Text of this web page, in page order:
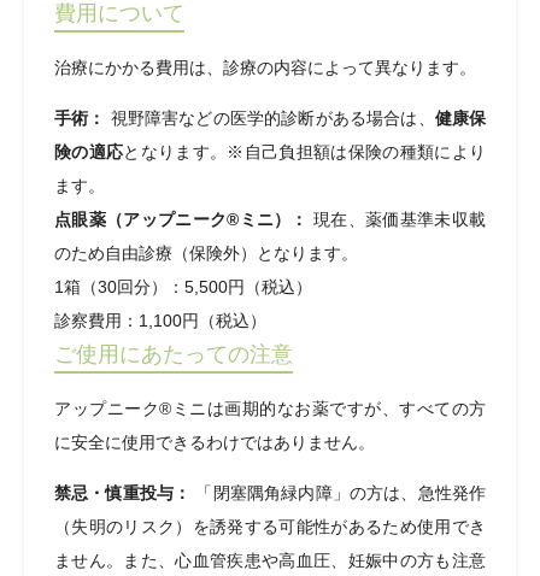
費用について
治療にかかる費用は、診療の内容によって異なります。
手術： 視野障害などの医学的診断がある場合は、 健康保
険の適応となります。※自己負担額は保険の種類により
ます。
点眼薬（アップニーク®ミニ）：
現在、薬価基準未収載
のため自由診療（保険外）となります。
1箱（30回分）：5,500円（税込）
診察費用：1,100円（税込）
ご使用にあたっての注意
アップニーク®ミニは画期的なお薬ですが、すべての方
に安全に使用できるわけではありません。
禁忌・慎重投与：
「閉塞隅角緑内障」の方は、急性発作
（失明のリスク）を誘発する可能性があるため使用でき
ません。また、心血管疾患や高血圧、妊娠中の方も注意